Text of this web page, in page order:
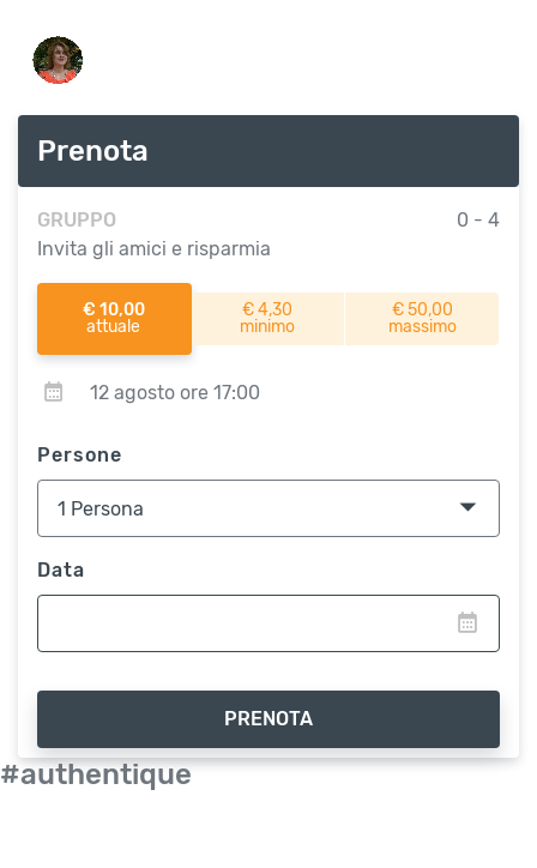
Prenota
GRUPPO
0 - 4
Invita gli amici e risparmia
€ 10,00
attuale
€ 4,30
minimo
€ 50,00
massimo
12 agosto ore 17:00
Persone
Data
PRENOTA
#authentique